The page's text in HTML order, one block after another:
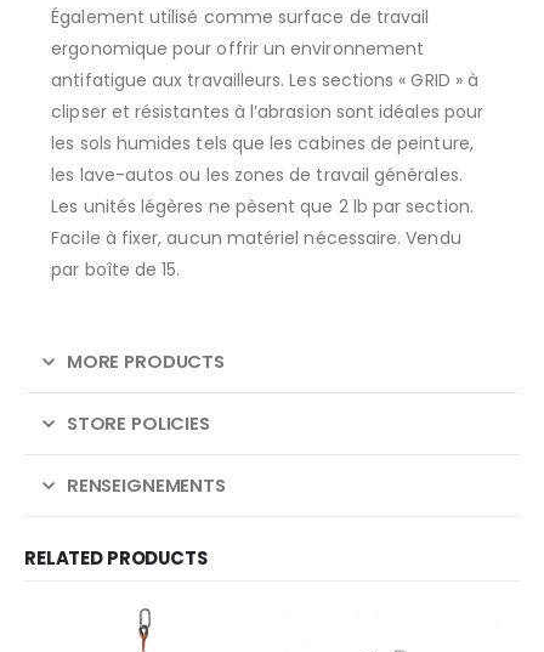
Également utilisé comme surface de travail
ergonomique pour offrir un environnement
antifatigue aux travailleurs. Les sections « GRID » à
clipser et résistantes à l’abrasion sont idéales pour
les sols humides tels que les cabines de peinture,
les lave-autos ou les zones de travail générales.
Les unités légères ne pèsent que 2 lb par section.
Facile à fixer, aucun matériel nécessaire. Vendu
par boîte de 15.
MORE PRODUCTS
STORE POLICIES
RENSEIGNEMENTS
RELATED PRODUCTS